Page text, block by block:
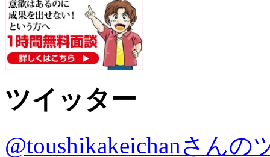
ツイッター
@toushikakeichanさんの